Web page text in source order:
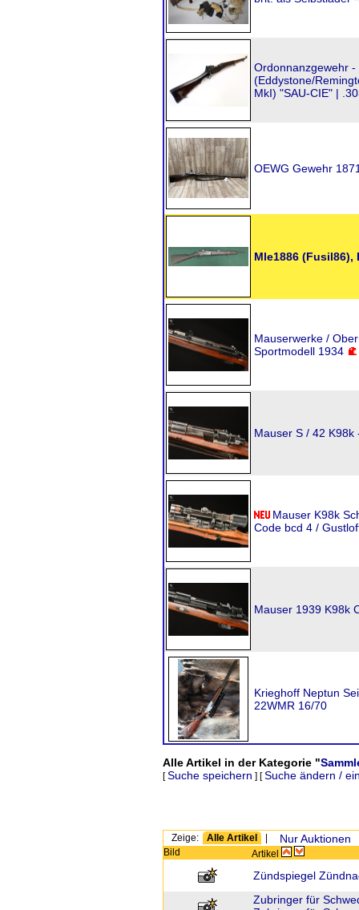
Ordonnanzgewehr -
(Eddystone/
MkI) "SAU-CIE" |
OEWG Gewehr
Mle1886 (Fusil86),
Mauserwerke /
Sportmodell 1934
Mauser S / 42 K98k
Mauser K98k
Code bcd 4 /
Mauser 1939 K98k
Krieghoff Neptun
22WMR 16/70
Alle Artikel in der Kategorie "
[Suche speichern ] [Suche ändern /
Zeige: Alle Artikel Nur Auktionen
Bild Artikel
Zündspiegel
Zubringer für